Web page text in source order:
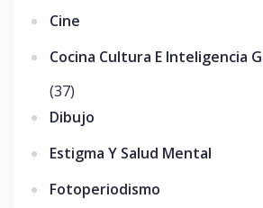
Cine
Cocina Cultura E Inteligencia
(37)
Dibujo
Estigma Y Salud Mental
Fotoperiodismo